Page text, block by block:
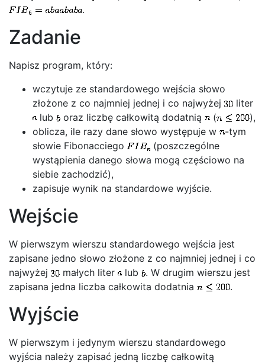
.
Zadanie
Napisz program, który:
wczytuje ze standardowego wejścia słowo
złożone z co najmniej jednej i co najwyżej
liter
lub
oraz liczbę całkowitą dodatnią (
),
oblicza, ile razy dane słowo występuje w
-tym
słowie Fibonacciego
(poszczególne
wystąpienia danego słowa mogą częściowo na
siebie zachodzić),
zapisuje wynik na standardowe wyjście.
Wejście
W pierwszym wierszu standardowego wejścia jest
zapisane jedno słowo złożone z co najmniej jednej i co
najwyżej
małych liter lub
. W drugim wierszu jest
zapisana jedna liczba całkowita dodatnia
.
Wyjście
W pierwszym i jedynym wierszu standardowego
wyjścia należy zapisać jedną liczbę całkowitą